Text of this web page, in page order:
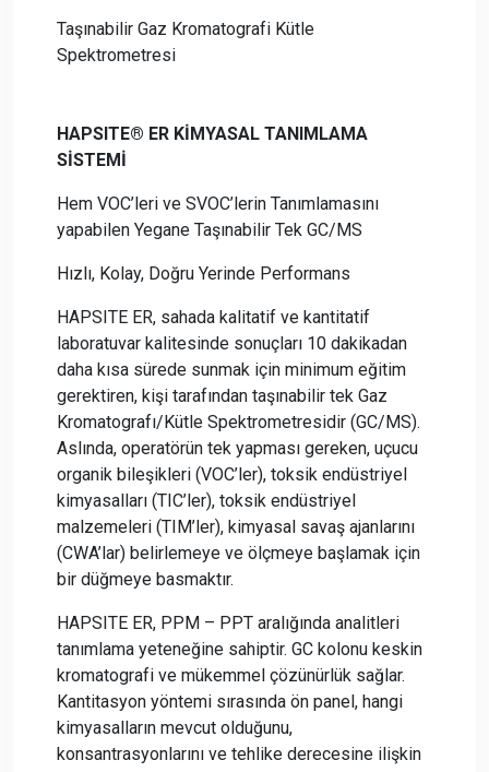
Taşınabilir Gaz Kromatografi Kütle
Spektrometresi
HAPSITE® ER KİMYASAL TANIMLAMA
SİSTEMİ
Hem VOC’leri ve SVOC’lerin Tanımlamasını
yapabilen Yegane Taşınabilir Tek GC/MS
Hızlı, Kolay, Doğru Yerinde Performans
HAPSITE ER, sahada kalitatif ve kantitatif
laboratuvar kalitesinde sonuçları 10 dakikadan
daha kısa sürede sunmak için minimum eğitim
gerektiren, kişi tarafından taşınabilir tek Gaz
Kromatografı/Kütle Spektrometresidir (GC/MS).
Aslında, operatörün tek yapması gereken, uçucu
organik bileşikleri (VOC’ler), toksik endüstriyel
kimyasalları (TIC’ler), toksik endüstriyel
malzemeleri (TIM’ler), kimyasal savaş ajanlarını
(CWA’lar) belirlemeye ve ölçmeye başlamak için
bir düğmeye basmaktır.
HAPSITE ER, PPM – PPT aralığında analitleri
tanımlama yeteneğine sahiptir. GC kolonu keskin
kromatografi ve mükemmel çözünürlük sağlar.
Kantitasyon yöntemi sırasında ön panel, hangi
kimyasalların mevcut olduğunu,
konsantrasyonlarını ve tehlike derecesine ilişkin